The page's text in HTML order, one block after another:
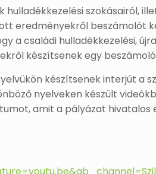
szokásairól,
eredményekről beszámolót
a családi hulladékkezelési,
készítsenek egy
készítsenek interjút a
nyelveken készült
amit a pályázat hivatalos